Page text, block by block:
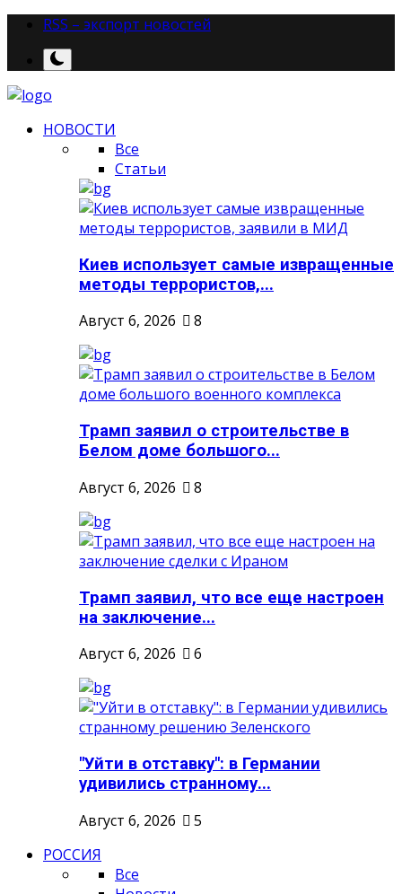
RSS – экспорт новостей
НОВОСТИ
Все
Статьи
Киев использует самые извращенные
методы террористов,...
Август 6, 2026
8
Трамп заявил о строительстве в
Белом доме большого...
Август 6, 2026
8
Трамп заявил, что все еще настроен
на заключение...
Август 6, 2026
6
"Уйти в отставку": в Германии
удивились странному...
Август 6, 2026
5
РОССИЯ
Все